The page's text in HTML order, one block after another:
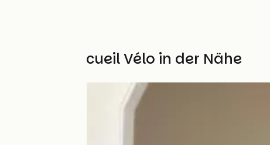
Weitere Accueil Vélo in der Nähe